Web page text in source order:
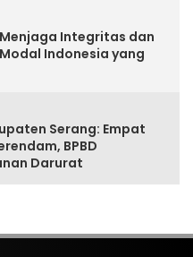
Integritas dan
Indonesia yang
Serang: Empat
BPBD
Darurat